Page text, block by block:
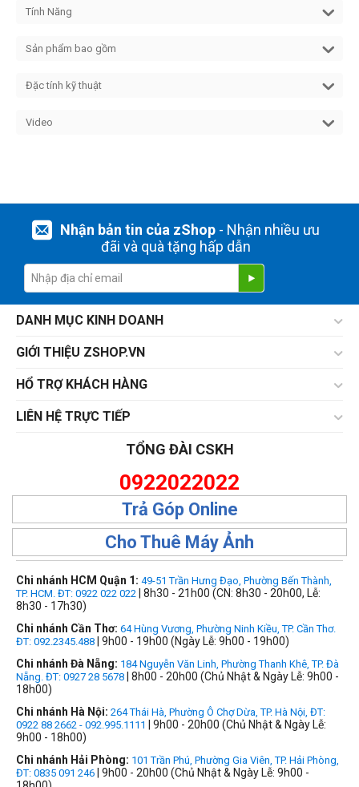
Tính Năng
Sản phẩm bao gồm
Đặc tính kỹ thuật
Video
Nhận bản tin của zShop- Nhận nhiều ưu
đãi và quà tặng hấp dẫn
DANH MỤC KINH DOANH
GIỚI THIỆU ZSHOP.VN
HỔ TRỢ KHÁCH HÀNG
LIÊN HỆ TRỰC TIẾP
TỔNG ĐÀI CSKH
0922022022
Trả Góp Online
Cho Thuê Máy Ảnh
Chi nhánh HCM Quận 1: 49-51 Trần Hưng Đạo, Phường Bến Thành,
TP. HCM. ĐT: 0922 022 022 | 8h30 - 21h00 (CN: 8h30 - 20h00, Lễ:
8h30 - 17h30)
Chi nhánh Cần Thơ: 64 Hùng Vương, Phường Ninh Kiều, TP. Cần Thơ.
ĐT: 092.2345.488 | 9h00 - 19h00 (Ngày Lễ: 9h00 - 19h00)
Chi nhánh Đà Nẵng: 184 Nguyễn Văn Linh, Phường Thanh Khê, TP. Đà
Nẵng. ĐT: 0927 28 5678 | 8h00 - 20h00 (Chủ Nhật & Ngày Lễ: 9h00 -
18h00)
Chi nhánh Hà Nội: 264 Thái Hà, Phường Ô Chợ Dừa, TP. Hà Nội, ĐT:
0922 88 2662 - 092.995.1111
| 9h00 - 20h00 (Chủ Nhật & Ngày Lễ:
9h00 - 18h00)
Chi nhánh Hải Phòng: 101 Trần Phú, Phường Gia Viên, TP. Hải Phòng,
ĐT: 0835 091 246 | 9h00 - 20h00 (Chủ Nhật & Ngày Lễ: 9h00 -